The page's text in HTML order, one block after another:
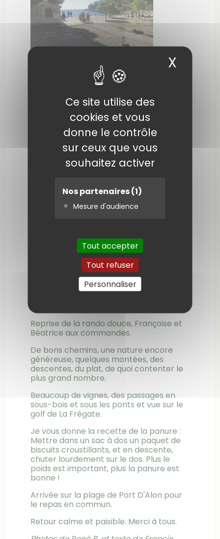
Ce site utilise des
cookies et vous
donne le contrôle
sur ceux que vous
souhaitez activer
Nos partenaires(1)
Mesure d'audience
Tout accepter
Tout refuser
Personnaliser
X
Groupe du jeudi :
Reprise de la rando douce, Françoise et
Béatrice aux commandes.
De bons chemins, une nature encore
généreuse, quelques montées, des
descentes, du plat, de quoi contenter le
plus grand nombre.
Beaucoup de vignes, des passages en
sous-bois et sous les ponts et vue sur le
golf de La Frégate.
Je vous donne la recette de la panure :
Mettre dans un sac à dos un paquet de
biscuits croustillants, et en descente,
chuter lourdement sur le dos. Plus le
poids est important, plus la panure est
bonne !
Arrivée sur la plage de Port D'Alon pour
le repas en commun.
Retour calme et paisible. Merci à tous.